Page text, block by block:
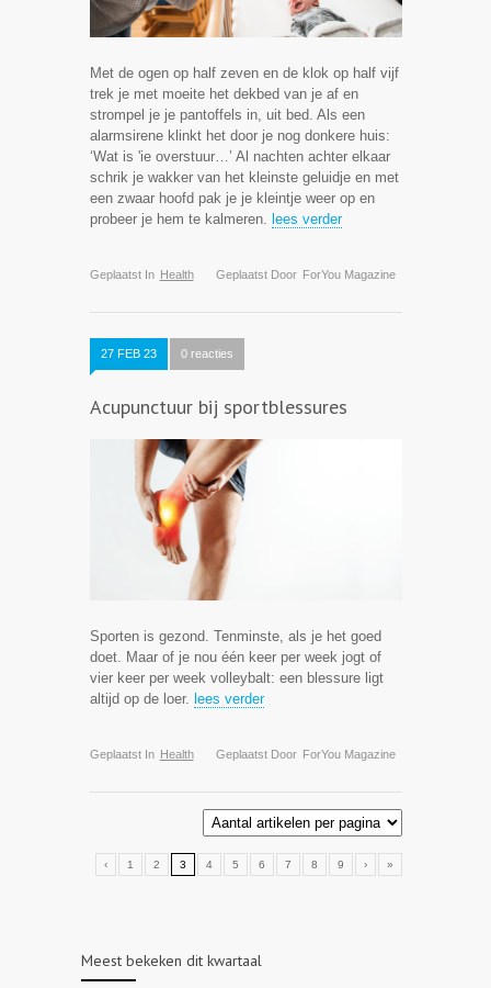
Met de ogen op half zeven en de klok op half vijf
trek je met moeite het dekbed van je af en
strompel je je pantoffels in, uit bed. Als een
alarmsirene klinkt het door je nog donkere huis:
‘Wat is 'ie overstuur…’ Al nachten achter elkaar
schrik je wakker van het kleinste geluidje en met
een zwaar hoofd pak je je kleintje weer op en
probeer je hem te kalmeren. lees verder
Geplaatst In Health Geplaatst Door ForYou Magazine
27 FEB 23 0 reacties
Acupunctuur bij sportblessures
Sporten is gezond. Tenminste, als je het goed
doet. Maar of je nou één keer per week jogt of
vier keer per week volleybalt: een blessure ligt
altijd op de loer. lees verder
Geplaatst In Health Geplaatst Door ForYou Magazine
‹ 1 2 3 4 5 6 7 8 9 › »
Meest bekeken dit kwartaal